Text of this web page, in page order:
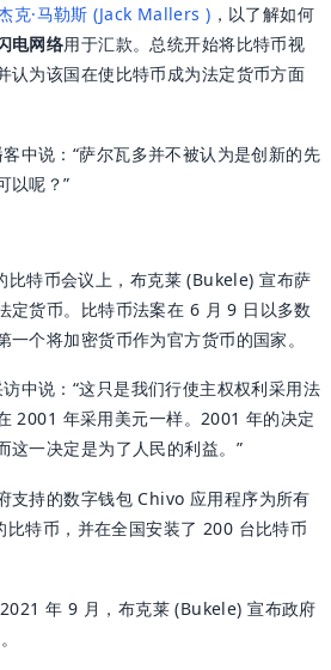
克·马勒斯 (Jack Mallers ) ，以了解如何
电网络用于汇款。总统开始将比特币视
认为该国在使比特币成为法定货币方面
中说：“萨尔瓦多并不被认为是创新的先
以呢？”
比特币会议上，布克莱 (Bukele) 宣布萨
定货币。比特币法案在 6 月 9 日以多数
个将加密货币作为官方货币的国家。
中说：“这只是我们行使主权权利采用法
2001 年采用美元一样。2001 年的决定
这一决定是为了人民的利益。”
支持的数字钱包 Chivo 应用程序为所有
特币，并在全国安装了 200 台比特币
年 9 月，布克莱 (Bukele) 宣布政府